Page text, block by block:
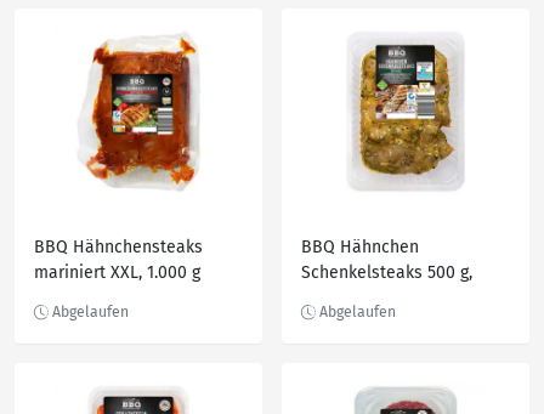
BBQ Hähnchensteaks
mariniert XXL, 1.000 g
BBQ Hähnchen
Schenkelsteaks 500 g,